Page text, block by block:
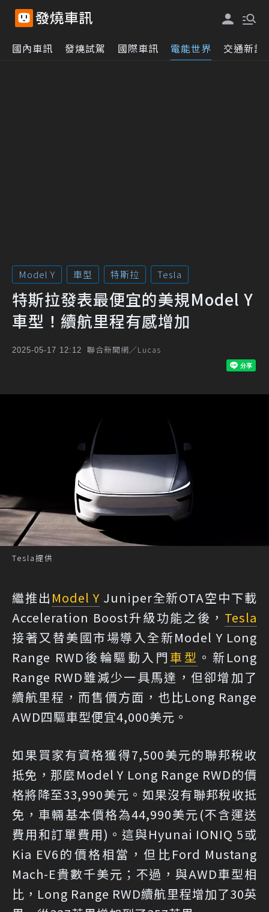
國內車訊 發燒試駕 國際車訊 電能世界 交通新訊
Model Y 車型 特斯拉 Tesla
特斯拉發表最便宜的美規Model Y
車型！續航里程有感增加
2025-05-17 12:12 聯合新聞網／Lucas
Tesla提供
繼推出 Model Y Juniper全新OTA空中下載
Acceleration Boost升級功能之後， Tesla
接著又替美國市場導入全新Model Y Long
Range RWD後輪驅動入門車型 。新Long
Range RWD雖減少一具馬達，但卻增加了
續航里程，而售價方面，也比Long Range
AWD四驅車型便宜4,000美元。
如果買家有資格獲得7,500美元的聯邦稅收
抵免，那麼Model Y Long Range RWD的價
格將降至33,990美元。如果沒有聯邦稅收抵
免，車輛基本價格為44,990美元(不含運送
費用和訂單費用)。這與Hyunai IONIQ 5或
Kia EV6的價格相當，但比Ford Mustang
Mach-E貴數千美元；不過，與AWD車型相
比，Long Range RWD續航里程增加了30英